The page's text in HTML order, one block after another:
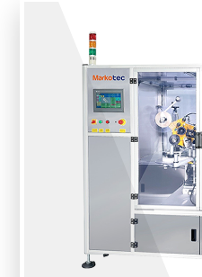
側貼式貼標機系列
盒子折角封邊貼標機
單雙面貼貼標機系列
一瓶多標迴轉式貼標
底部吸貼式貼標機系
及快篩試劑專用充填、
固利堅特製產業專用機械
產品標準化，零件
採用彩色觸控螢幕
易，好上手。